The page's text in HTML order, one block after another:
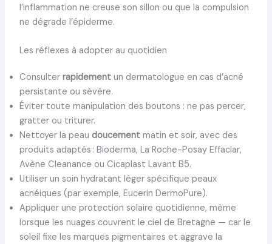
l’inflammation ne creuse son sillon ou que la compulsion
ne dégrade l’épiderme.
Les réflexes à adopter au quotidien
Consulter rapidementun dermatologue en cas d’acné
persistante ou sévère.
Éviter toute manipulation des boutons : ne pas percer,
gratter ou triturer.
Nettoyer la peau doucementmatin et soir, avec des
produits adaptés : Bioderma, La Roche-Posay Effaclar,
Avène Cleanance ou Cicaplast Lavant B5.
Utiliser un soin hydratant léger spécifique peaux
acnéiques (par exemple, Eucerin DermoPure).
Appliquer une protection solaire quotidienne, même
lorsque les nuages couvrent le ciel de Bretagne — car le
soleil fixe les marques pigmentaires et aggrave la